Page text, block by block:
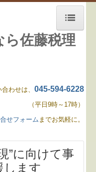
わせは、 045-594-6228
（平日9時～17時）
せフォーム までお気軽に。
”に向けて事
します